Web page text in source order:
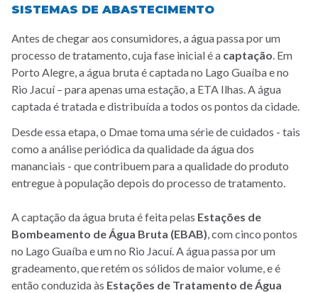
SISTEMAS DE ABASTECIMENTO
Antes de chegar aos consumidores, a água passa por um
processo de tratamento, cuja fase inicial é a captação. Em
Porto Alegre, a água bruta é captada no Lago Guaíba e no
Rio Jacuí – para apenas uma estação, a ETA Ilhas. A água
captada é tratada e distribuída a todos os pontos da cidade.
Desde essa etapa, o Dmae toma uma série de cuidados - tais
como a análise periódica da qualidade da água dos
mananciais - que contribuem para a qualidade do produto
entregue à população depois do processo de tratamento.
A captação da água bruta é feita pelas Estações de
Bombeamento de Água Bruta (EBAB), com cinco pontos
no Lago Guaíba e um no Rio Jacuí. A água passa por um
gradeamento, que retém os sólidos de maior volume, e é
então conduzida às Estações de Tratamento de Água